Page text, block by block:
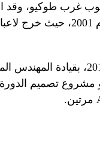
بعد 100 كيلومتر جنوب غرب
مهمة، أبرزها كأس العالم
خضعت الدورة للتجديدات في عام
مشروع تصميم الدورة